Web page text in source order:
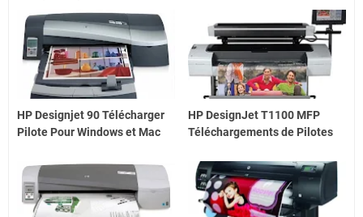
HP Designjet 90 Télécharger
Pilote Pour Windows et Mac
HP DesignJet T1100 MFP
Téléchargements de Pilotes